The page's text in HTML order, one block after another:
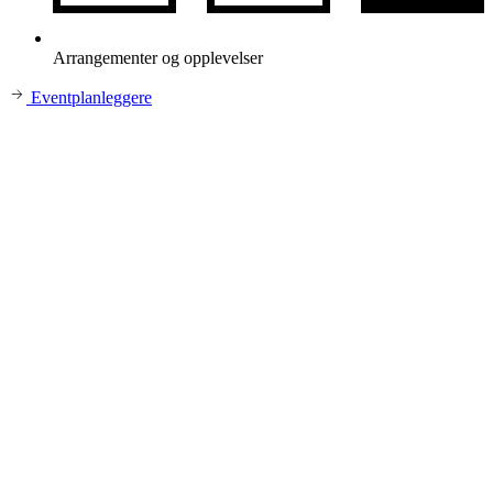
Arrangementer og opplevelser
Eventplanleggere